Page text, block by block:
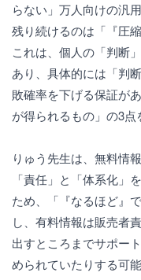
らない」万人向けの汎
残り続けるのは「『圧
これは、個人の「判断
あり、具体的には「判
敗確率を下げる保証が
が得られるもの」の3点
りゅう先生は、無料情
「責任」と「体系化」
ため、「『なるほど』
し、有料情報は販売者
出すところまでサポー
められていたりする可